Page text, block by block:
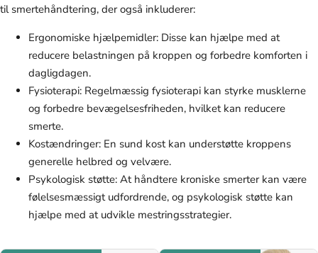
til smertehåndtering, der også inkluderer:
Ergonomiske hjælpemidler: Disse kan hjælpe med at
reducere belastningen på kroppen og forbedre komforten i
dagligdagen.
Fysioterapi: Regelmæssig fysioterapi kan styrke musklerne
og forbedre bevægelsesfriheden, hvilket kan reducere
smerte.
Kostændringer: En sund kost kan understøtte kroppens
generelle helbred og velvære.
Psykologisk støtte: At håndtere kroniske smerter kan være
følelsesmæssigt udfordrende, og psykologisk støtte kan
hjælpe med at udvikle mestringsstrategier.